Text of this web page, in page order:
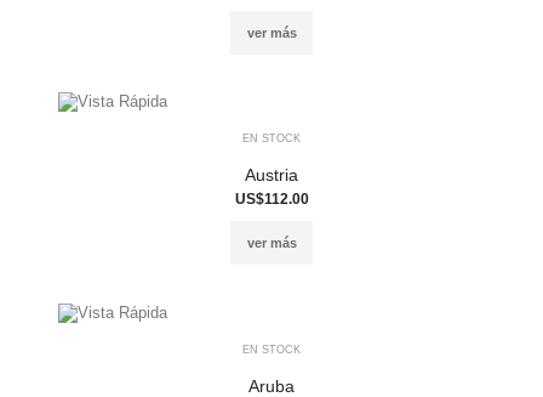
ver más
EN STOCK
Austria
US$112.00
ver más
EN STOCK
Aruba